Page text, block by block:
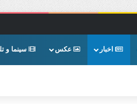
اخبار عکس سینما و